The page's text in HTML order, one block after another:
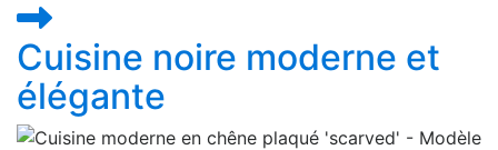
Cuisine noire moderne et
élégante